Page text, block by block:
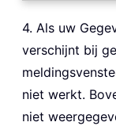
4. Als uw
verschijnt bij
niet werkt.
niet